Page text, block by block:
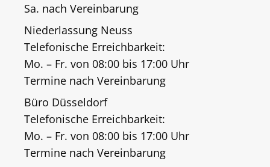
Sa. nach Vereinbarung
Niederlassung Neuss
Telefonische Erreichbarkeit:
Mo. – Fr. von 08:00 bis 17:00 Uhr
Termine nach Vereinbarung
Büro Düsseldorf
Telefonische Erreichbarkeit:
Mo. – Fr. von 08:00 bis 17:00 Uhr
Termine nach Vereinbarung